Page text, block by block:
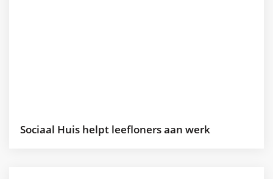
Sociaal Huis helpt leefloners aan werk